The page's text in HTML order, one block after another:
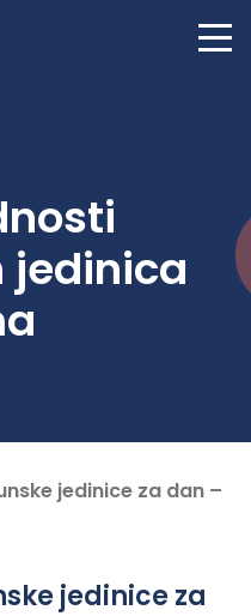
jedinica
jedinice za dan –
jedinice za